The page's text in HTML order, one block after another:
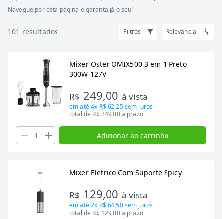
Navegue por esta página e garanta já o seu!
101 resultados Filtros Relevância
Mixer Oster OMIX500 3 em 1 Preto
300W 127V
R$ 249,00 à vista
em até4x R$ 62,25sem juros
total de R$ 249,00 a prazo
Adicionar ao carrinho
Mixer Eletrico Com Suporte Spicy
R$ 129,00 à vista
em até2x R$ 64,50sem juros
total de R$ 129,00 a prazo